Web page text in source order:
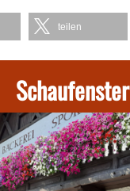
teilen
Schaufenster